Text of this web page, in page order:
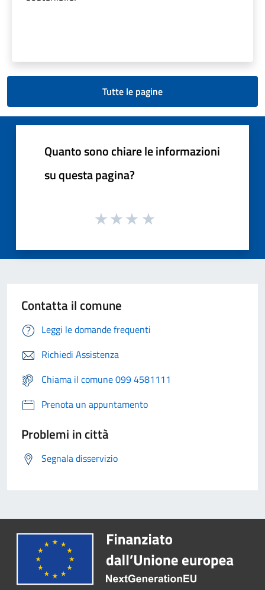
Tutte le pagine
Quanto sono chiare le informazioni
su questa pagina?
Contatta il comune
Leggi le domande frequenti
Richiedi Assistenza
Chiama il comune 099 4581111
Prenota un appuntamento
Problemi in città
Segnala disservizio